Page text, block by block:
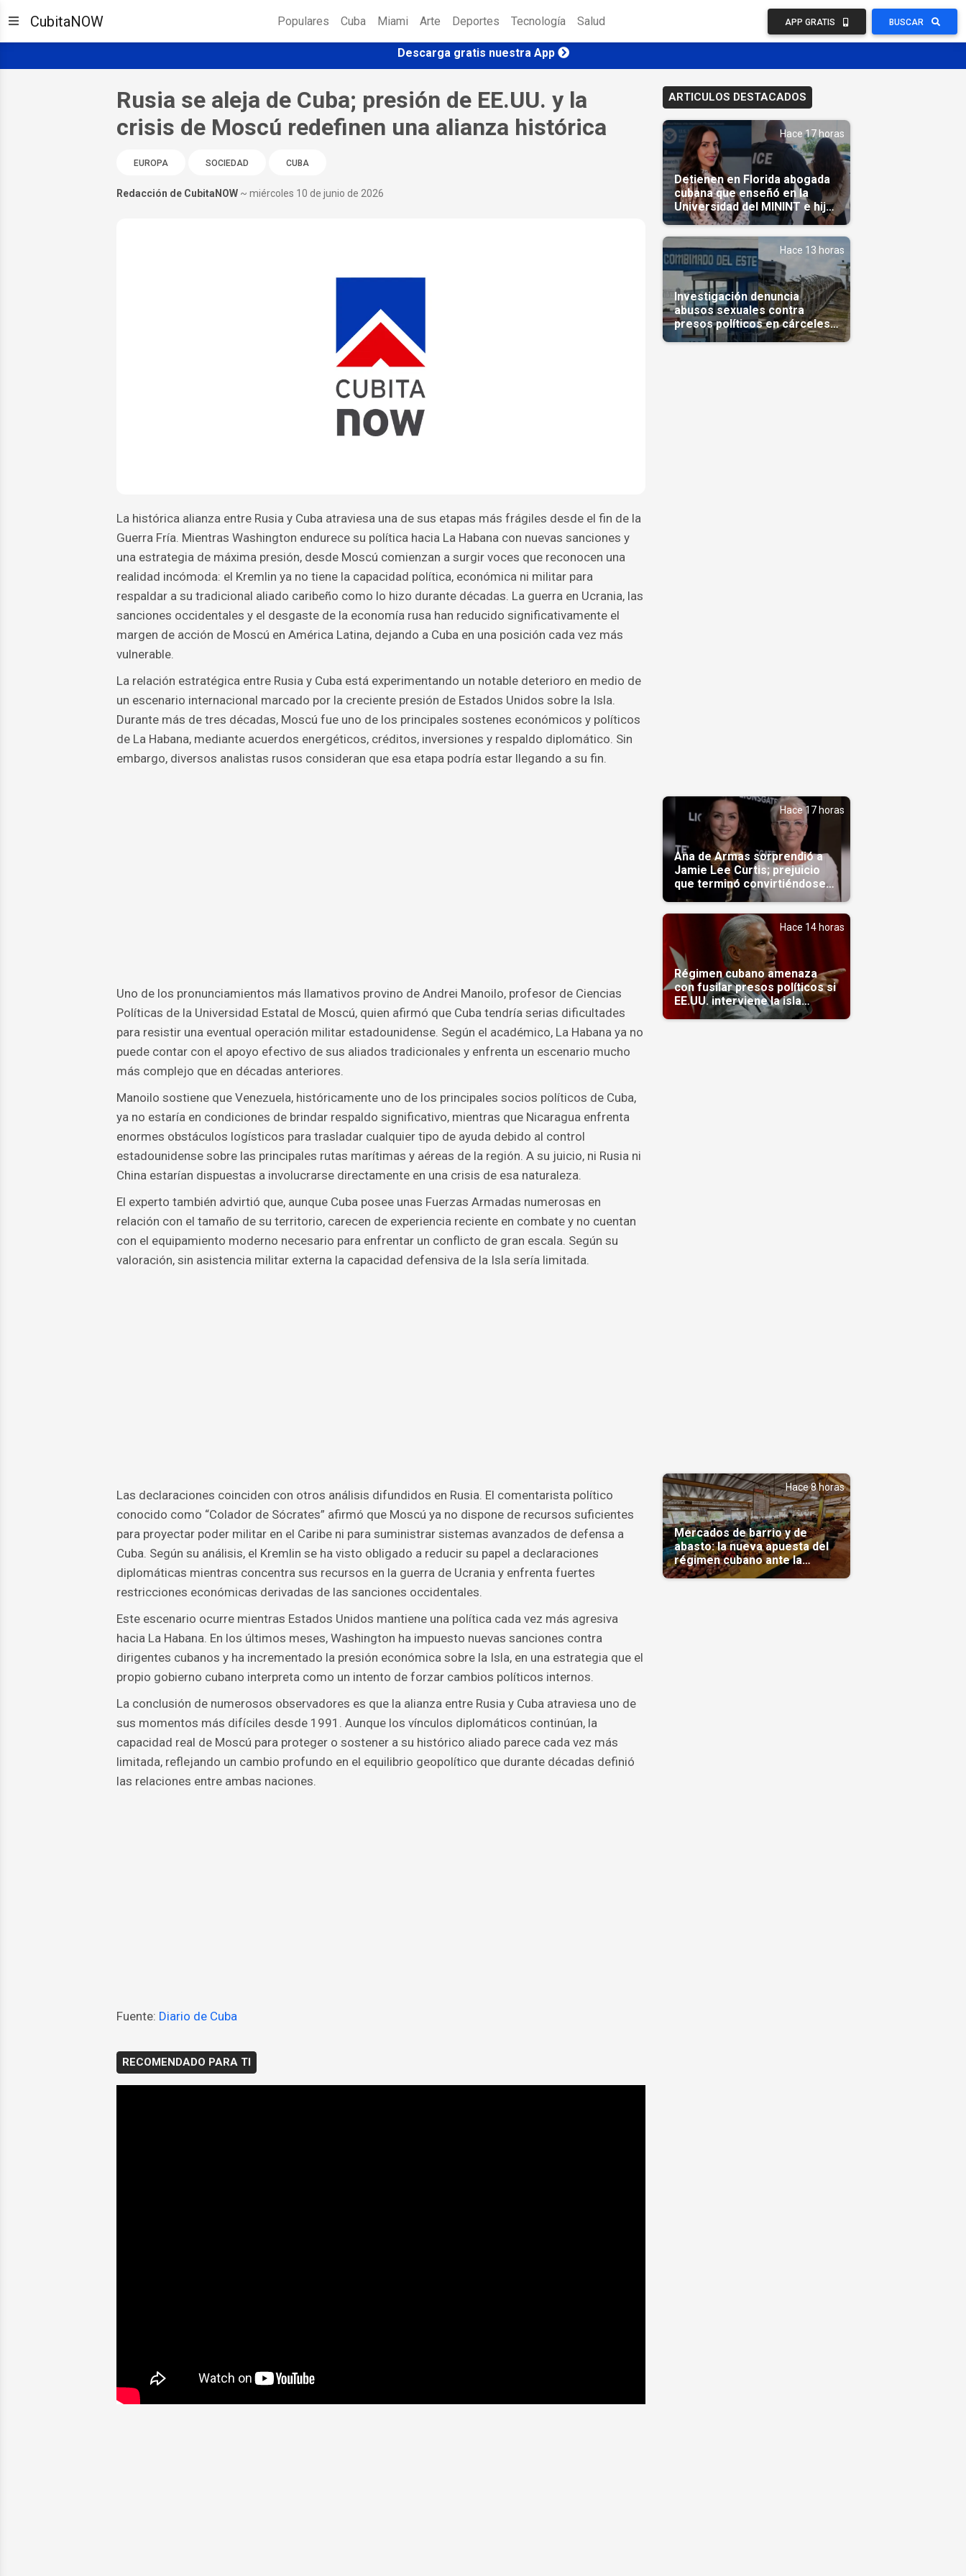
CubitaNOW Populares Cuba Miami Arte Deportes Tecnología Salud APP GRATIS BUSCAR
Descarga gratis nuestra App
Rusia se aleja de Cuba; presión de EE.UU. y la
crisis de Moscú redefinen una alianza histórica
EUROPA SOCIEDAD CUBA
Redacción de CubitaNOW ~ miércoles 10 de junio de 2026
La histórica alianza entre Rusia y Cuba atraviesa una de sus etapas más frágiles desde el fin de la
Guerra Fría. Mientras Washington endurece su política hacia La Habana con nuevas sanciones y
una estrategia de máxima presión, desde Moscú comienzan a surgir voces que reconocen una
realidad incómoda: el Kremlin ya no tiene la capacidad política, económica ni militar para
respaldar a su tradicional aliado caribeño como lo hizo durante décadas. La guerra en Ucrania, las
sanciones occidentales y el desgaste de la economía rusa han reducido significativamente el
margen de acción de Moscú en América Latina, dejando a Cuba en una posición cada vez más
vulnerable.
La relación estratégica entre Rusia y Cuba está experimentando un notable deterioro en medio de
un escenario internacional marcado por la creciente presión de Estados Unidos sobre la Isla.
Durante más de tres décadas, Moscú fue uno de los principales sostenes económicos y políticos
de La Habana, mediante acuerdos energéticos, créditos, inversiones y respaldo diplomático. Sin
embargo, diversos analistas rusos consideran que esa etapa podría estar llegando a su fin.
Uno de los pronunciamientos más llamativos provino de Andrei Manoilo, profesor de Ciencias
Políticas de la Universidad Estatal de Moscú, quien afirmó que Cuba tendría serias dificultades
para resistir una eventual operación militar estadounidense. Según el académico, La Habana ya no
puede contar con el apoyo efectivo de sus aliados tradicionales y enfrenta un escenario mucho
más complejo que en décadas anteriores.
Manoilo sostiene que Venezuela, históricamente uno de los principales socios políticos de Cuba,
ya no estaría en condiciones de brindar respaldo significativo, mientras que Nicaragua enfrenta
enormes obstáculos logísticos para trasladar cualquier tipo de ayuda debido al control
estadounidense sobre las principales rutas marítimas y aéreas de la región. A su juicio, ni Rusia ni
China estarían dispuestas a involucrarse directamente en una crisis de esa naturaleza.
El experto también advirtió que, aunque Cuba posee unas Fuerzas Armadas numerosas en
relación con el tamaño de su territorio, carecen de experiencia reciente en combate y no cuentan
con el equipamiento moderno necesario para enfrentar un conflicto de gran escala. Según su
valoración, sin asistencia militar externa la capacidad defensiva de la Isla sería limitada.
Las declaraciones coinciden con otros análisis difundidos en Rusia. El comentarista político
conocido como “Colador de Sócrates” afirmó que Moscú ya no dispone de recursos suficientes
para proyectar poder militar en el Caribe ni para suministrar sistemas avanzados de defensa a
Cuba. Según su análisis, el Kremlin se ha visto obligado a reducir su papel a declaraciones
diplomáticas mientras concentra sus recursos en la guerra de Ucrania y enfrenta fuertes
restricciones económicas derivadas de las sanciones occidentales.
Este escenario ocurre mientras Estados Unidos mantiene una política cada vez más agresiva
hacia La Habana. En los últimos meses, Washington ha impuesto nuevas sanciones contra
dirigentes cubanos y ha incrementado la presión económica sobre la Isla, en una estrategia que el
propio gobierno cubano interpreta como un intento de forzar cambios políticos internos.
La conclusión de numerosos observadores es que la alianza entre Rusia y Cuba atraviesa uno de
sus momentos más difíciles desde 1991. Aunque los vínculos diplomáticos continúan, la
capacidad real de Moscú para proteger o sostener a su histórico aliado parece cada vez más
limitada, reflejando un cambio profundo en el equilibrio geopolítico que durante décadas definió
las relaciones entre ambas naciones.
Fuente: Diario de Cuba
RECOMENDADO PARA TI
ARTICULOS DESTACADOS
Hace 17 horas
Detienen en Florida abogada
cubana que enseñó en la
Universidad del MININT e hija
de diplomático cubano
Hace 13 horas
Investigación denuncia
abusos sexuales contra
presos políticos en cárceles
cubanas
Hace 17 horas
Ana de Armas sorprendió a
Jamie Lee Curtis; prejuicio
que terminó convirtiéndose
en admiración en Hollywood
Hace 14 horas
Régimen cubano amenaza
con fusilar presos políticos si
EE.UU. interviene la isla
(Video)
Hace 8 horas
Mercados de barrio y de
abasto: la nueva apuesta del
régimen cubano ante la
escasez